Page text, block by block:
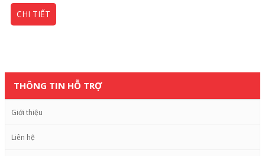
CHI TIẾT
THÔNG TIN HỖ TRỢ
Giới thiệu
Liên hệ